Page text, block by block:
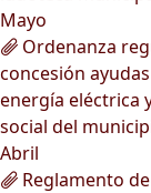
Mayo
Ordenanza
concesión
energía eléctrica
social del
Abril
Reglamento